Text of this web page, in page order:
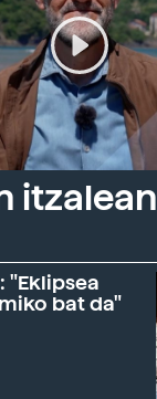
itzalean
"Eklipsea
bat da"